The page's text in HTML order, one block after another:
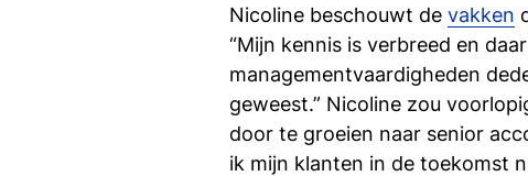
Nicoline beschouwt de vakken
“Mijn kennis is verbreed en
managementvaardigheden
geweest.” Nicoline zou
door te groeien naar senior
ik mijn klanten in de toekomst